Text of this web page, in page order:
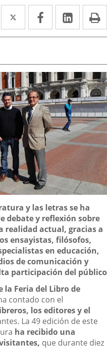
Twitter
Enlace
a
aplicación
externa.
Facebook
Enlace
a
aplicación
externa.
Enlace
a
y las letras se ha
debate y reflexión sobre
realidad actual, gracias a
ensayistas, filósofos,
en educación,
de comunicación y
participación del público
la Feria del Libro de
contado con el
los editores y el
La 49 edición de este
ha recibido una
que durante diez